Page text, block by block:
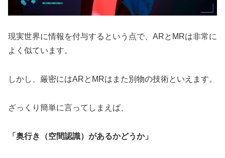
現実世界に情報を付与するという点で、ARとMRは非常に
よく似ています。
しかし、厳密にはARとMRはまた別物の技術といえます。
ざっくり簡単に言ってしまえば、
「奥行き（空間認識）があるかどうか」